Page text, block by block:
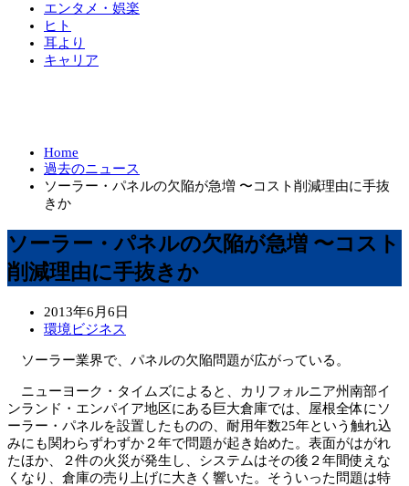
エンタメ・娯楽
ヒト
耳より
キャリア
Home
過去のニュース
ソーラー・パネルの欠陥が急増 〜コスト削減理由に手抜
きか
ソーラー・パネルの欠陥が急増 〜コスト
削減理由に手抜きか
2013年6月6日
環境ビジネス
ソーラー業界で、パネルの欠陥問題が広がっている。
ニューヨーク・タイムズによると、カリフォルニア州南部イ
ンランド・エンパイア地区にある巨大倉庫では、屋根全体にソ
ーラー・パネルを設置したものの、耐用年数25年という触れ込
みにも関わらずわずか２年で問題が起き始めた。表面がはがれ
たほか、２件の火災が発生し、システムはその後２年間使えな
くなり、倉庫の売り上げに大きく響いた。そういった問題は特